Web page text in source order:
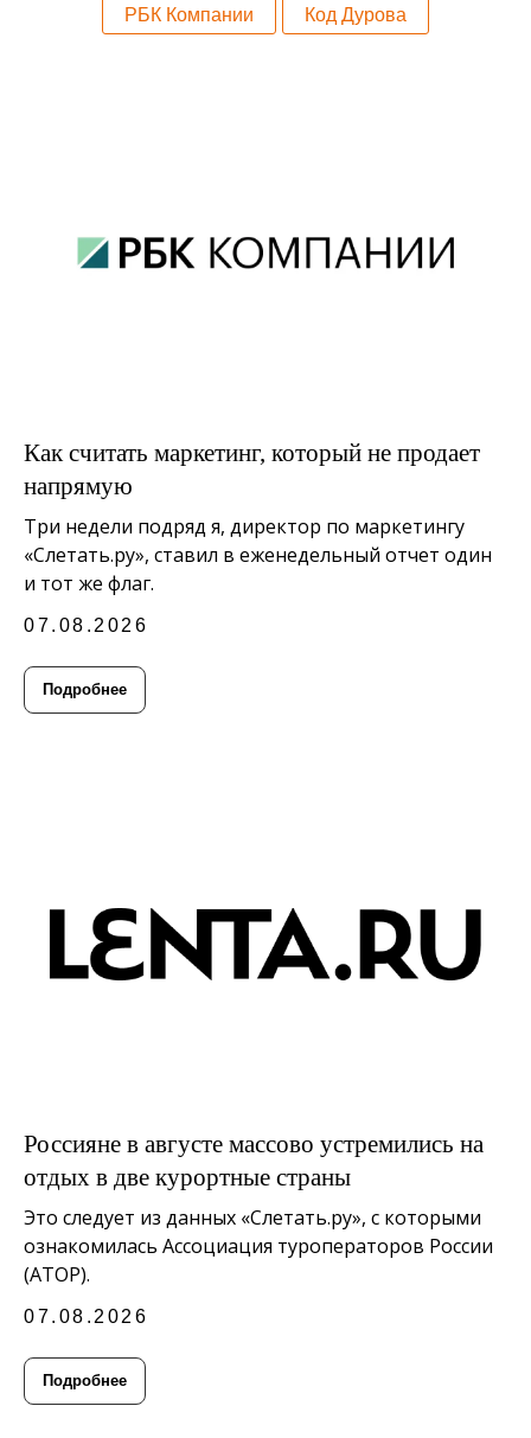
РБК Компании Код Дурова
Как считать маркетинг, который не продает
напрямую
Три недели подряд я, директор по маркетингу
«Слетать.ру», ставил в еженедельный отчет один
и тот же флаг.
07.08.2026
Подробнее
Россияне в августе массово устремились на
отдых в две курортные страны
Это следует из данных «Слетать.ру», с которыми
ознакомилась Ассоциация туроператоров России
(АТОР).
07.08.2026
Подробнее